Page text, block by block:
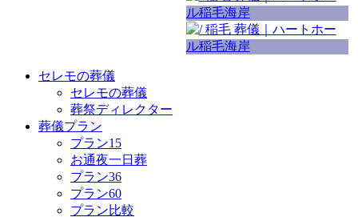
セレモの葬儀
セレモの葬儀
葬祭ディレクター
葬儀プラン
プラン15
お通夜一日葬
プラン36
プラン60
プラン比較